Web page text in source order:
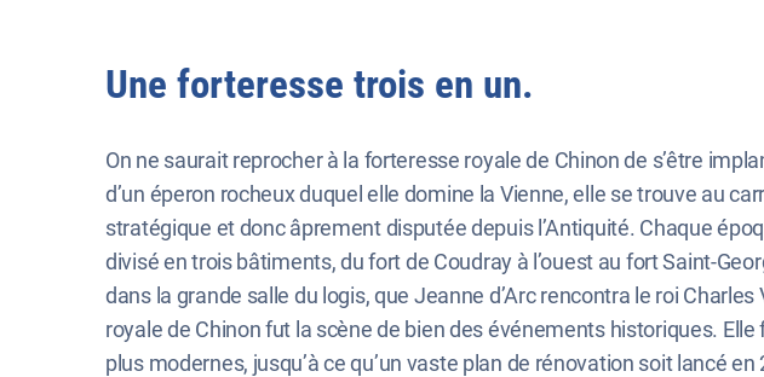
Une forteresse trois en un.
On ne saurait reprocher à la forteresse royale de Chinon de s’être
d’un éperon rocheux duquel elle domine la Vienne, elle se trouve au
stratégique et donc âprement disputée depuis l’Antiquité. Chaque
divisé en trois bâtiments, du fort de Coudray à l’ouest au fort Saint-
dans la grande salle du logis, que Jeanne d’Arc rencontra le roi
royale de Chinon fut la scène de bien des événements historiques.
plus modernes, jusqu’à ce qu’un vaste plan de rénovation soit lancé